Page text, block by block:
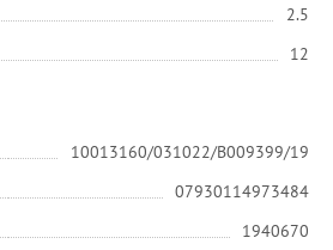
2.5
12
10013160/031022/В009399/19
07930114973484
1940670